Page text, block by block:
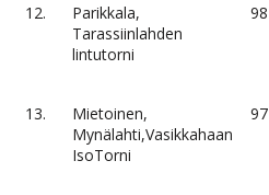
12.
Parikkala,
Tarassiinlahden
lintutorni
98
13.
Mietoinen,
Mynälahti,Vasikkahaan
IsoTorni
97